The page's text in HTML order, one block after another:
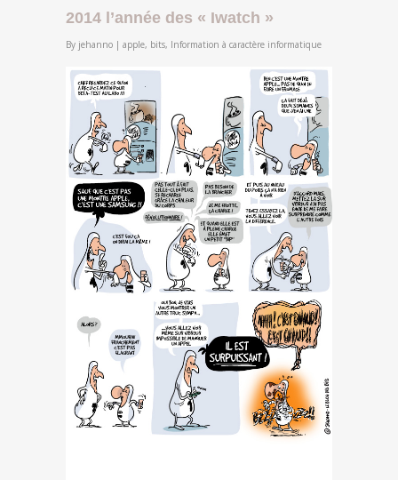
2014 l’année des « Iwatch »
By jehanno | apple, bits, Information à caractère informatique